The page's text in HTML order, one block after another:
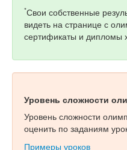
*Свои собственные
видеть на странице с
сертификаты и дипломы
Уровень сложности
Уровень сложности
оценить по заданиям
Примеры уроков